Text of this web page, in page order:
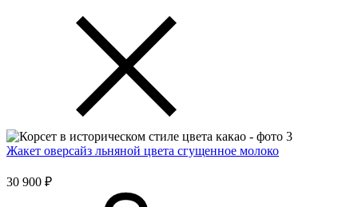
Жакет оверсайз льняной цвета сгущенное молоко
30 900 ₽